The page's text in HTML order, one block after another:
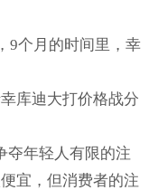
9个月的时间里，幸
库迪大打价格战分
夺年轻人有限的注
宜，但消费者的注